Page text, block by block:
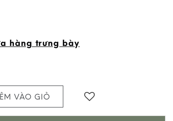
hàng trưng bày
VÀO GIỎ